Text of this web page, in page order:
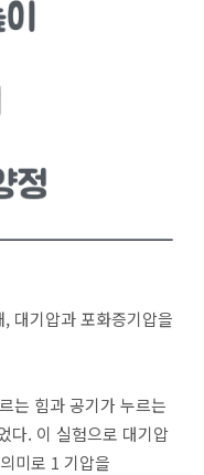
대기압과 포화증기압을
는 힘과 공기가 누르는
다. 이 실험으로 대기압
미로 1 기압을